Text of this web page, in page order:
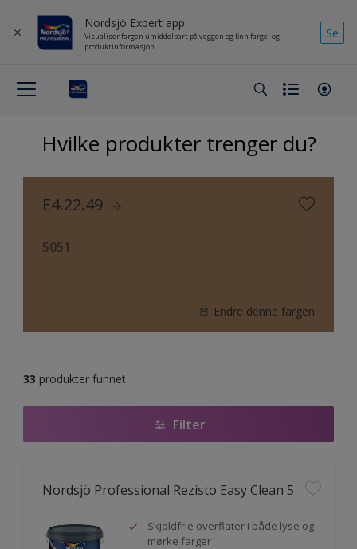
Nordsjö Expert app
Visualiser fargen umiddelbart på veggen og finn farge- og
produktinformasjon
Se
Hvilke produkter trenger du?
E4.22.49
5051
Endre denne fargen
33 produkter funnet
Filter
Nordsjö Professional Rezisto Easy Clean 5
Skjoldfrie overflater i både lyse og
mørke farger